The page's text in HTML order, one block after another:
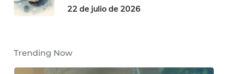
22 de julio de 2026
Trending Now